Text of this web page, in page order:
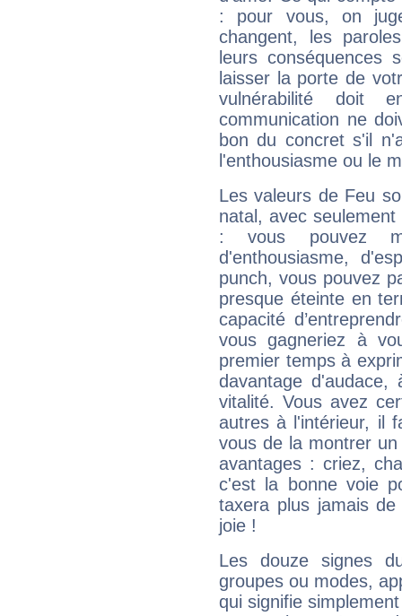
: pour vous, on
changent, les
leurs conséquences
laisser la porte de
vulnérabilité doit
communication ne
bon du concret s'il
l'enthousiasme ou le
Les valeurs de Feu
natal, avec
: vous pouvez
d'enthousiasme,
punch, vous pouvez
presque éteinte en
capacité
vous gagneriez à
premier temps à
davantage
vitalité. Vous avez
autres à l'intérieur, il
vous de la montrer
avantages : criez,
c'est la bonne voie
taxera plus jamais
joie !
Les douze signes
groupes ou modes,
qui signifie